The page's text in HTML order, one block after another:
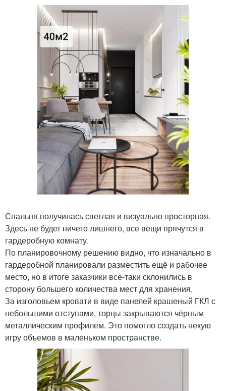
Спальня получилась светлая и визуально просторная.
Здесь не будет ничего лишнего, все вещи прячутся в
гардеробную комнату.
По планировочному решению видно, что изначально в
гардеробной планировали разместить ещё и рабочее
место, но в итоге заказчики все-таки склонились в
сторону большего количества мест для хранения.
За изголовьем кровати в виде панелей крашеный ГКЛ с
небольшими отступами, торцы закрываются чёрным
металлическим профилем. Это помогло создать некую
игру объемов в маленьком пространстве.